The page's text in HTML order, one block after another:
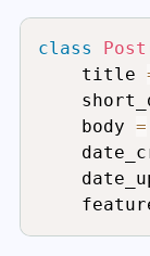
class Post
    title
    body
=